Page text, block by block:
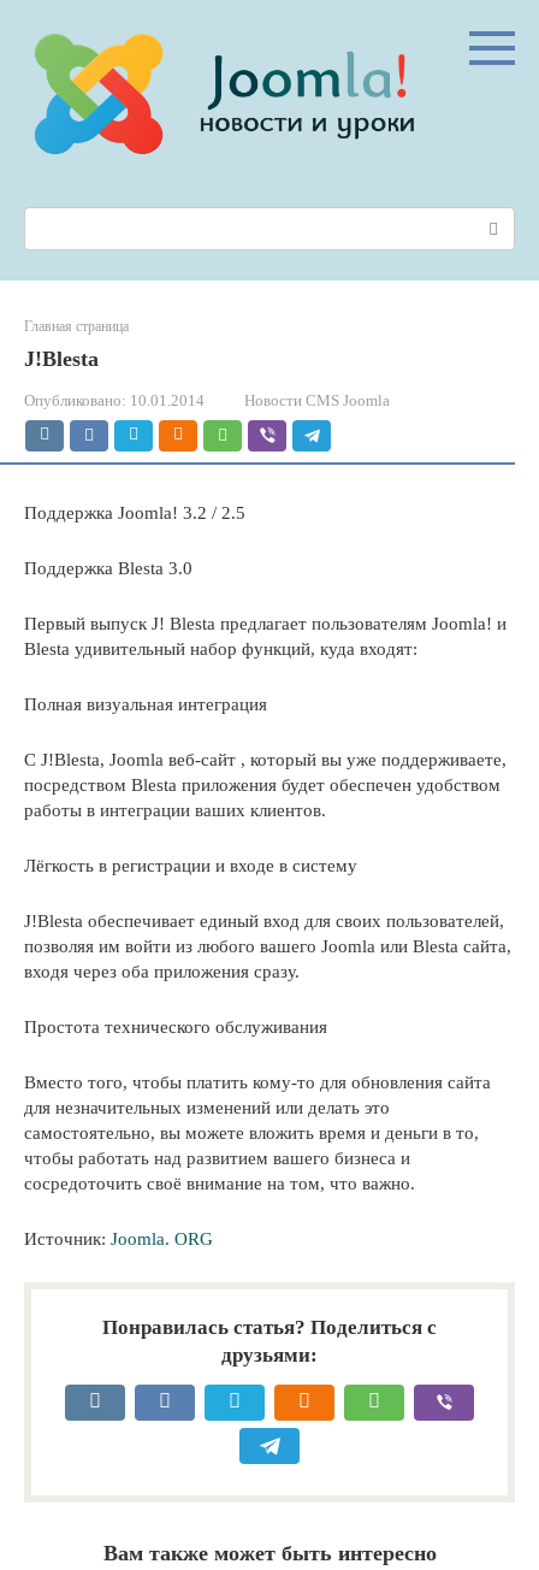
контенту
Главная страница
J!Blesta
Опубликовано: 10.01.2014 Новости CMS Joomla
Поддержка Joomla! 3.2 / 2.5
Поддержка Blesta 3.0
Первый выпуск J! Blesta предлагает пользователям Joomla! и
Blesta удивительный набор функций, куда входят:
Полная визуальная интеграция
С J!Blesta, Joomla веб-сайт , который вы уже поддерживаете,
посредством Blesta приложения будет обеспечен удобством
работы в интеграции ваших клиентов.
Лёгкость в регистрации и входе в систему
J!Blesta обеспечивает единый вход для своих пользователей,
позволяя им войти из любого вашего Joomla или Blesta сайта,
входя через оба приложения сразу.
Простота технического обслуживания
Вместо того, чтобы платить кому-то для обновления сайта
для незначительных изменений или делать это
самостоятельно, вы можете вложить время и деньги в то,
чтобы работать над развитием вашего бизнеса и
сосредоточить своё внимание на том, что важно.
Источник: Joomla. ORG
Понравилась статья? Поделиться с
друзьями:
Вам также может быть интересно